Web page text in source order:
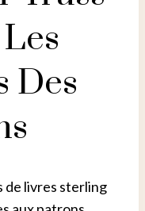
Des
de livres sterling